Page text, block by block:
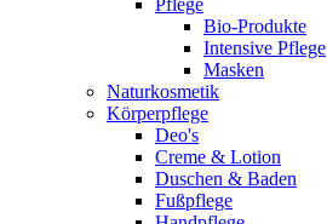
Pflege
Bio-Produkte
Intensive Pflege
Masken
Naturkosmetik
Körperpflege
Deo's
Creme & Lotion
Duschen & Baden
Fußpflege